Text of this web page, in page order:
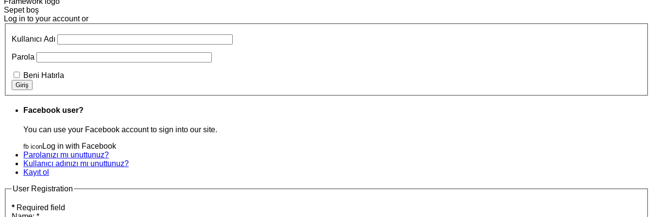
Sepet boş
Log in to your account or
Kullanıcı Adı
Parola
Beni Hatırla
Facebook user?
You can use your Facebook account to sign into our site.
fb icon Log in with Facebook
Parolanızı mı unuttunuz?
Kullanıcı adınızı mı unuttunuz?
Kayıt ol
User Registration
* Required field